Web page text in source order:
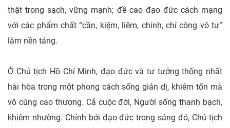
thật trong sạch, vững mạnh; đề cao đạo đức cách mạng
với các phẩm chất “cần, kiệm, liêm, chính, chí công vô tư”
làm nền tảng.
Ở Chủ tịch Hồ Chí Minh, đạo đức và tư tưởng thống nhất
hài hòa trong một phong cách sống giản dị, khiêm tốn mà
vô cùng cao thượng. Cả cuộc đời, Người sống thanh bạch,
khiêm nhường. Chính bởi đạo đức trong sáng đó, Chủ tịch